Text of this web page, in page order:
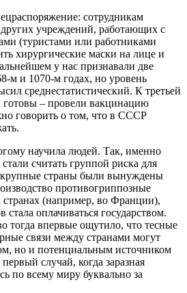
сотрудникам
учреждений, работающих с
(туристами или работниками
хирургические маски на лице и
у нас признавали две
м и 1070-м годах, но уровень
среднестатистический. К третьей
– провели вакцинацию
говорить о том, что в СССР
научила людей. Так, именно
считать группой риска для
крупные страны были вынуждены
противогриппозные
(например, во Франции),
оплачиваться государством.
тогда впервые ощутило, что тесные
связи между странами могут
но и потенциальным источником
случай, когда заразная
по всему миру буквально за